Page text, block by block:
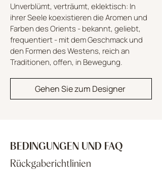
Unverblümt, verträumt, eklektisch: In
ihrer Seele koexistieren die Aromen und
Farben des Orients - bekannt, geliebt,
frequentiert - mit dem Geschmack und
den Formen des Westens, reich an
Traditionen, offen, in Bewegung.
Gehen Sie zum Designer
BEDINGUNGEN UND FAQ
Rückgaberichtlinien